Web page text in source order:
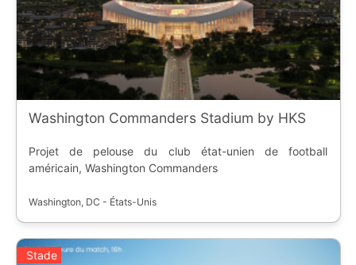
Washington Commanders Stadium by HKS
Projet de pelouse du club état-unien de football
américain, Washington Commanders
Washington, DC - États-Unis
Stade